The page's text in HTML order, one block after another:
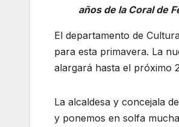
años de la Coral de
El departamento de
para esta primavera. La
alargará hasta el próximo
La alcaldesa y concejala
y ponemos en solfa